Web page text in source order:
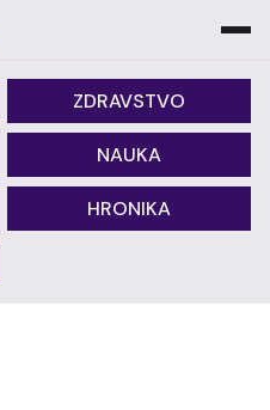
ZDRAVSTVO
NAUKA
HRONIKA